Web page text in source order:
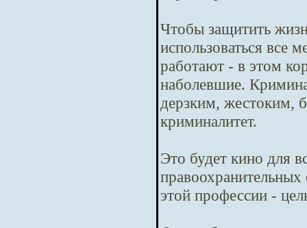
Чтобы защитить
использоваться все
работают - в этом
наболевшие.
дерзким, жестоким,
криминалитет.
Это будет кино для
этой профессии -